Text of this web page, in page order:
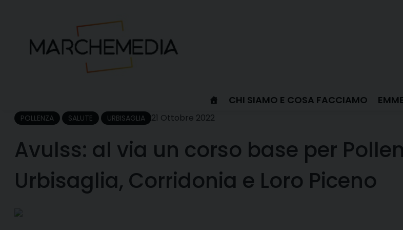
CHI SIAMO E COSA FACCIAMO
POLLENZA SALUTE URBISAGLIA 21 Ottobre 2022
Avulss: al via un corso base per
Urbisaglia, Corridonia e Loro Piceno